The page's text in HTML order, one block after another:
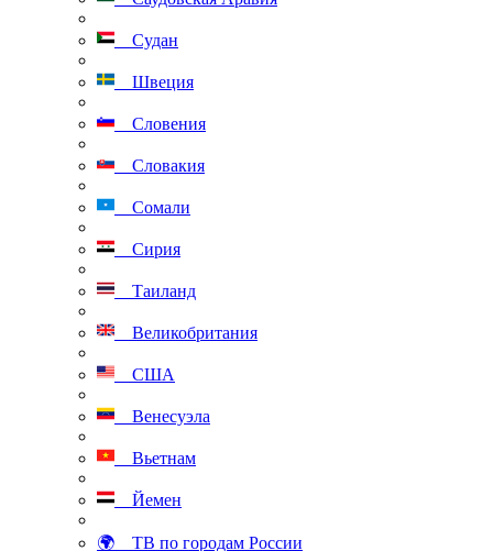
Судан
Швеция
Словения
Словакия
Сомали
Сирия
Таиланд
Великобритания
США
Венесуэла
Вьетнам
Йемен
🌍 ТВ по городам России